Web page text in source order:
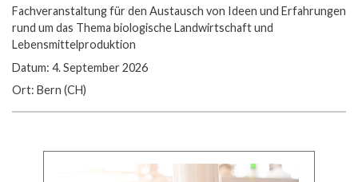
Fachveranstaltung für den Austausch von Ideen und Erfahrungen
rund um das Thema biologische Landwirtschaft und
Lebensmittelproduktion
Datum: 4. September 2026
Ort: Bern (CH)